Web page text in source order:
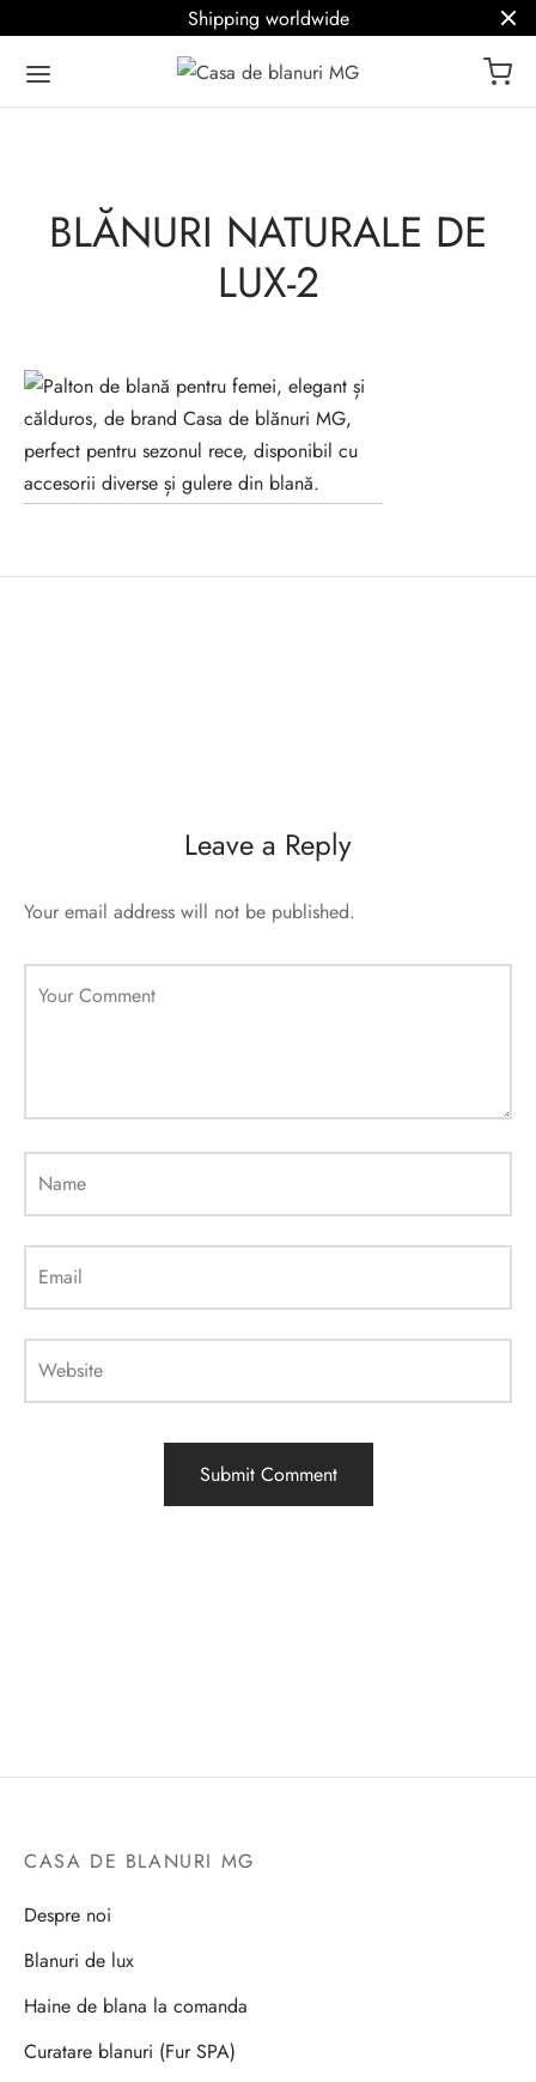
Shipping worldwide
BLĂNURI NATURALE DE
LUX-2
Leave a Reply
Your email address will not be published.
Your Comment
Name
Email
Website
CASA DE BLANURI MG
Despre noi
Blanuri de lux
Haine de blana la comanda
Curatare blanuri (Fur SPA)